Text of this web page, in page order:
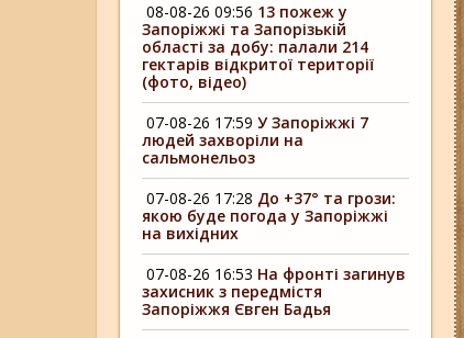
08-08-26 09:56 13 пожеж у
Запоріжжі та Запорізькій
області за добу: палали 214
гектарів відкритої території
(фото, відео)
07-08-26 17:59 У Запоріжжі 7
людей захворіли на
сальмонельоз
07-08-26 17:28 До +37° та грози:
якою буде погода у Запоріжжі
на вихідних
07-08-26 16:53 На фронті загинув
захисник з передмістя
Запоріжжя Євген Бадья